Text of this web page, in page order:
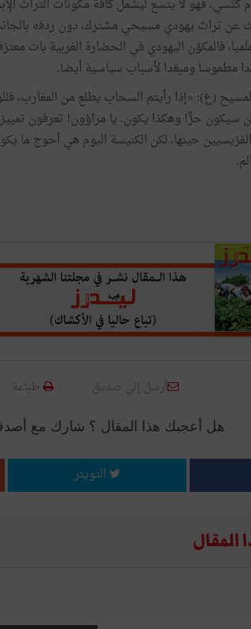
فهو لا يتسع ليشمل كافّة مكونات التراث
تراث يهودي مسيحي مشترك، دون ردفه بالجانب
فالمكوّن اليهودي في الحضارة الغربية بات
مطموسا ومبعَدا لأسباب سياسية أيضا.
(ع): «إذا رأيتم السحاب يطلع من المغارب،
سيكون حرٌّ! وهكذا يكون. يا مراؤون! تعرفون
حينها، لكن الكنيسة اليوم هي أحوج ما
أرسل إلى صديق طباعة
هل أعجبك هذا المقال ؟ شارك مع
التويتر
المقال